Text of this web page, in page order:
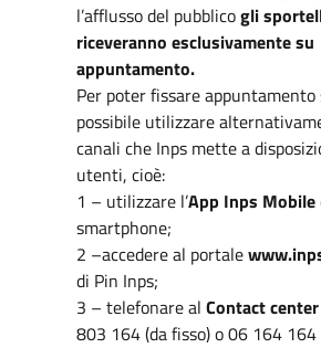
l’afflusso del pubblicogli
riceveranno esclusivamente su
appuntamento.
Per poter fissare appuntamento
possibile utilizzare
canali che Inps mette a
utenti, cioè:
1 – utilizzare l’App Inps Mobile
smartphone;
2 –accedere al portale
di Pin Inps;
3 – telefonare al Contact center
803 164 (da fisso) o 06 164 164